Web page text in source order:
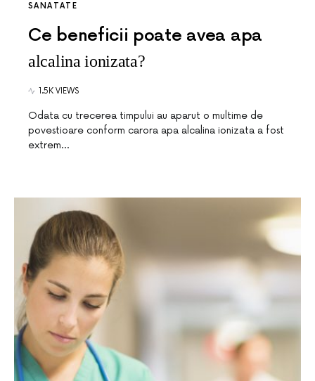
SANATATE
Ce beneficii poate avea apa
alcalina ionizata?
1.5K VIEWS
Odata cu trecerea timpului au aparut o multime de
povestioare conform carora apa alcalina ionizata a fost
extrem…